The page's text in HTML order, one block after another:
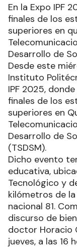
En la Expo IPF
finales de los
superiores en
Desarrollo de
Desde este
Instituto
IPF 2025,
finales de los
superiores en
Desarrollo de
(TSDSM).
Dicho evento
educativa,
Tecnológico y
kilómetros de
nacional 81.
discurso de
doctor Horacio
jueves, a las 16